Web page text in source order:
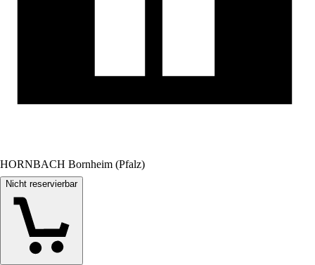
HORNBACH Bornheim (Pfalz)
Nicht reservierbar